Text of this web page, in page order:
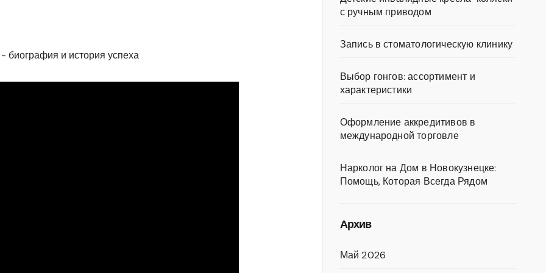
с ручным приводом
Запись в стоматологическую клинику
Выбор гонгов: ассортимент и
характеристики
Оформление аккредитивов в
международной торговле
Нарколог на Дом в Новокузнецке:
Помощь, Которая Всегда Рядом
Архив
Май 2026